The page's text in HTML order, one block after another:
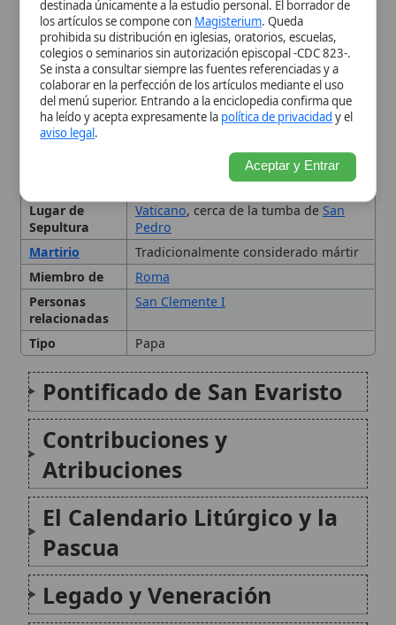
Lugar de
Sepultura
Vaticano , cerca de la tumba deSan
Pedro
Martirio
Tradicionalmente considerado mártir
Miembro de
Roma
Personas
relacionadas
San Clemente I
Tipo
Pontificado de San Evaristo
Contribuciones y
Atribuciones
El Calendario Litúrgico y la
Pascua
Legado y Veneración
Citas y referencias
Modificado el 29 de septiembre de 2025 •FideScore™ 7.41
este artículo • Paq. Scorm (LMS) Sugerir mejora
artículo•Imprimir artículo•Generar QR
Codex Nitriensis
El Códice Nitriensis, también conocido como
Codex Nitriensis o R en la nomenclatura
paleográfica, representa uno de los
manuscritos bíblicos más valiosos del siglo
VI, centrado en el Evangelio según San Lucas.
Este palimpsesto, originario de los antiguos